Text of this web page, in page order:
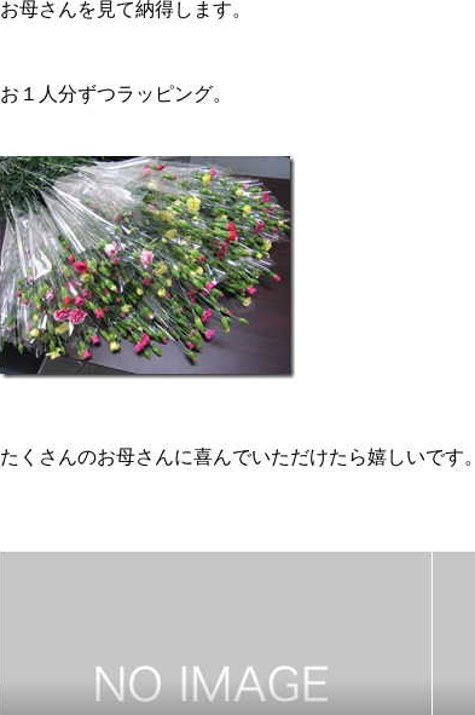
お母さんを見て納得します。
お１人分ずつラッピング。
たくさんのお母さんに喜んでいただけたら嬉しいです。